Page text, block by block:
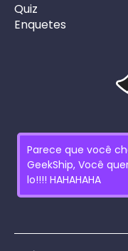
Quiz
Enquetes
Parece que você
GeekShip, Você
lo!!!! HAHAHAHA